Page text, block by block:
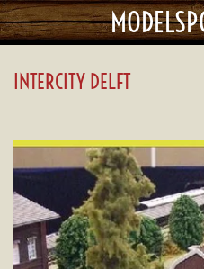
Ga
direct
INTERCITY DELFT